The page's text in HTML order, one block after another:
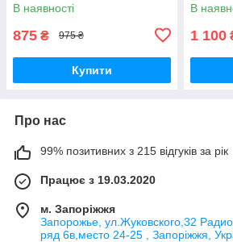
В наявності
875 ₴ 975 ₴
Купити
В
1 100
Про нас
99% позитивних з 215 відгуків за рік
Працює з 19.03.2020
м. Запоріжжя
Запорожье, ул.Жуковского,32
ряд 6в,место 24-25 , Запоріжжя,